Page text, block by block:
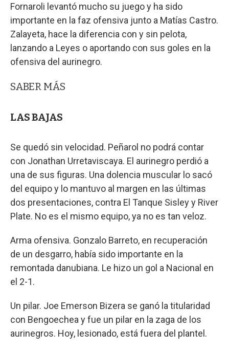
Fornaroli levantó mucho su juego y ha sido
importante en la faz ofensiva junto a Matías Castro.
Zalayeta, hace la diferencia con y sin pelota,
lanzando a Leyes o aportando con sus goles en la
ofensiva del aurinegro.
SABER MÁS
LAS BAJAS
Se quedó sin velocidad. Peñarol no podrá contar
con Jonathan Urretaviscaya. El aurinegro perdió a
una de sus figuras. Una dolencia muscular lo sacó
del equipo y lo mantuvo al margen en las últimas
dos presentaciones, contra El Tanque Sisley y River
Plate. No es el mismo equipo, ya no es tan veloz.
Arma ofensiva. Gonzalo Barreto, en recuperación
de un desgarro, había sido importante en la
remontada danubiana. Le hizo un gol a Nacional en
el 2-1.
Un pilar. Joe Emerson Bizera se ganó la titularidad
con Bengoechea y fue un pilar en la zaga de los
aurinegros. Hoy, lesionado, está fuera del plantel.